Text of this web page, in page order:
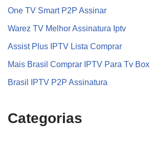
One TV Smart P2P Assinar
Warez TV Melhor Assinatura Iptv
Assist Plus IPTV Lista Comprar
Mais Brasil Comprar IPTV Para Tv Box
Brasil IPTV P2P Assinatura
Categorias